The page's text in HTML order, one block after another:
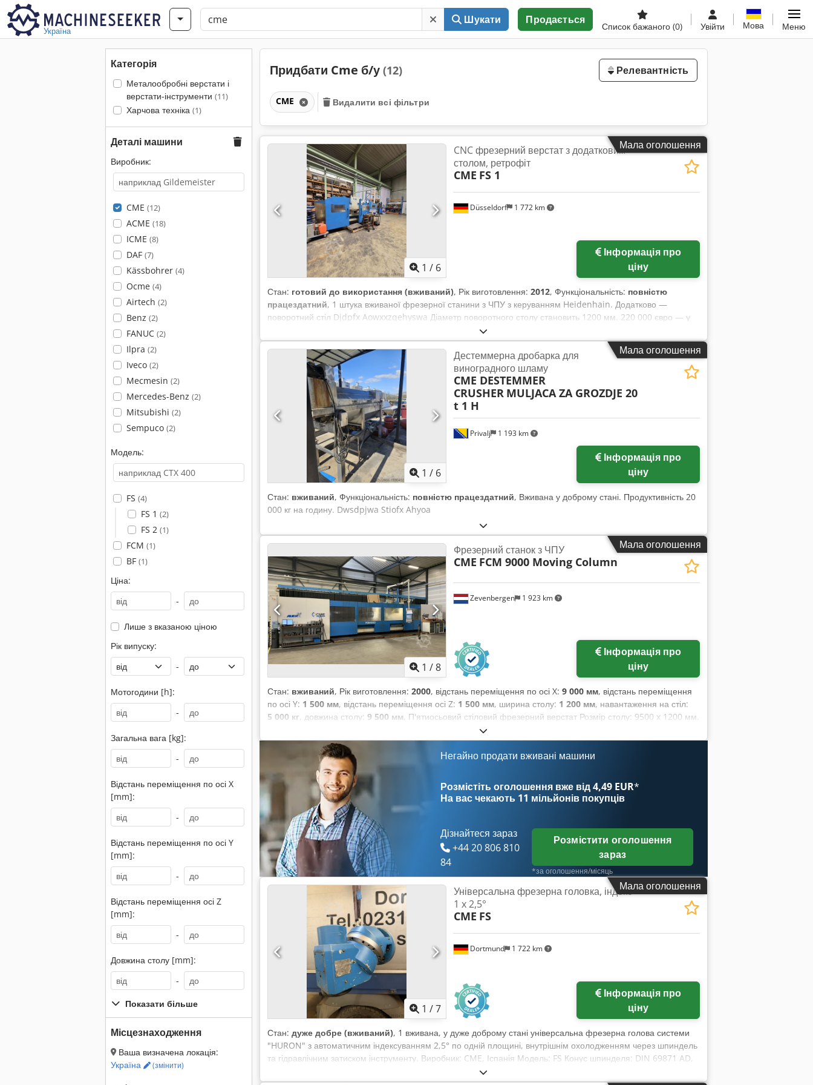
Україна
Шукати Продається
Список бажаного (0) Увійти Мова Меню
Категорія
Металообробні верстати і
верстати-інструменти (11)
Харчова техніка (1)
Деталі машини
Виробник:
CME (12)
ACME (18)
ICME (8)
DAF (7)
Kässbohrer (4)
Ocme (4)
Airtech (2)
Benz (2)
FANUC (2)
Ilpra (2)
Iveco (2)
Mecmesin (2)
Mercedes-Benz (2)
Mitsubishi (2)
Sempuco (2)
Модель:
FS (4)
FS 1 (2)
FS 2 (1)
FCM (1)
BF (1)
Ціна:
-
Лише з вказаною ціною
Рік випуску:
-
Мотогодини [h]:
-
Загальна вага [kg]:
-
Відстань переміщення по осі X
[mm]:
-
Відстань переміщення по осі Y
[mm]:
-
Відстань переміщення осі Z
[mm]:
-
Довжина столу [mm]:
-
Показати більше
Місцезнаходження
Ваша визначена локація:
Україна
(змінити)
Придбати Cme б/у (12) Релевантність
CME Видалити всі фільтри
Мала оголошення
1 / 6
Düsseldorf 1 772 km
CNC фрезерний верстат з додатковим
столом, ретрофіт
CME FS 1
ціну
Стан: готовий до використання (вживаний), Рік виготовлення: 2012, Функціональність: повністю
працездатний, 1 штука вживаної фрезерної станини з ЧПУ з керуванням Heidenhain. Додатково —
поворотний стіл Djdpfx Aowxxzqehyswa Діаметр поворотного столу становить 1200 мм. 220 000 євро — у
2012/2013 роках було здійснено модернізацію з встановленням нового поворотного столу Rexroth,
повністю інтегрованого як вісь C. Присутня обертова фрезерна головка. В комплекті велика кількість
інструменту та 3D вимірювальний щуп.
Мала оголошення
1 / 6
Privalj 1 193 km
Дестеммерна дробарка для
виноградного шламу
CME DESTEMMER
CRUSHER MULJACA ZA GROZDJE 20
t 1 H
ціну
Стан: вживаний, Функціональність: повністю працездатний, Вживана у доброму стані. Продуктивність 20
000 кг на годину. Dwsdpjwa Stiofx Ahyoa
Мала оголошення
1 /8
Zevenbergen 1 923 km
Фрезерний станок з ЧПУ
CME FCM 9000 Moving Column
ціну
Стан: вживаний, Рік виготовлення: 2000, відстань переміщення по осі X: 9 000 мм, відстань переміщення
по осі Y: 1 500 мм, відстань переміщення осі Z: 1 500 мм, ширина столу: 1 200 мм, навантаження на стіл:
5 000 кг, довжина столу: 9 500 мм, П'ятиосьовий стіловий фрезерний верстат Розмір столу: 9500 x 1200 мм.
Dwedpozauvfefx Ahyja Переміщення по осях: X – 9000 мм, Y – 1500 мм, Z – 1500 мм. Максимальне
навантаження на стіл: 5000 кг/метр. Вертикальна фрезерна головка з можливістю повороту на 1° x 1°. ЧПУ
управління: Heidenhain TNC 430 CB. Якщо у вас виникли питання стосовно верстата або ви бажаєте
домовитись про огляд, будь ласка, зв’яжіться з нами по телефону або електронній пошті.
Негайно продати вживані машини
Розмістіть оголошення вже від 4,49 EUR*
На вас чекають 11 мільйонів покупців
Дізнайтеся зараз
+44 20 806 810
84
Розмістити оголошення
зараз
*за оголошення/місяць
Мала оголошення
1 /7
Dortmund 1 722 km
Універсальна фрезерна головка, індекс
1 x 2,5°
CME FS
ціну
Стан: дуже добре (вживаний), 1 вживана, у дуже доброму стані універсальна фрезерна голова системи
"HURON" з автоматичним індексуванням 2,5° по одній площині, внутрішнім охолодженням через шпиндель
та гідравлічним затиском інструменту. Виробник: CME, Іспанія Модель: FS Конус шпинделя: DIN 69871 AD,
ISO 50 Макс. діапазон обертів: 4 000 об/хв Максимальна потужність приводу: 22/30 кВт Вага: близько 300 кг